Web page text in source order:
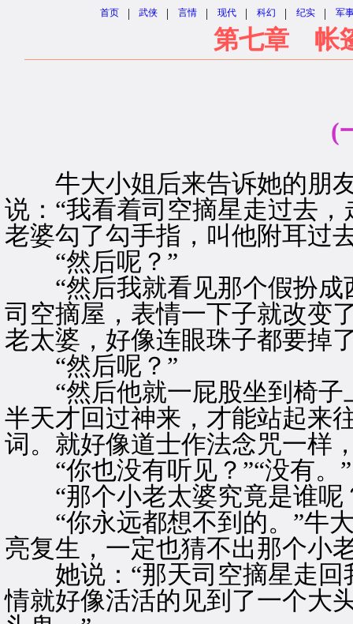
首页 | 武侠 | 言情 | 现代 | 科幻 | 纪实 | 军
第七章 帐
(
牛大小姐后来告诉她的朋友
说：“我看着司空摘星走过去
老婆勾了勾手指，叫他附耳过
“然后呢？”
“然后我就看见那个假扮成
司空摘屋，表情一下子就改变
老太婆，好像连眼珠子都要掉
“然后呢？”
“然后他就一屁股坐到椅子
半天才回过神来，才能站起来
词。就好像道士作法念咒一样
“你也没有听见？”“没有。”
“那个小老太婆究竟是谁呢
“你永远都想不到的。”牛大
亮复生，一定也猜不出那个小
她说：“那天司空摘星走回
情就好像活活的见到了一个大